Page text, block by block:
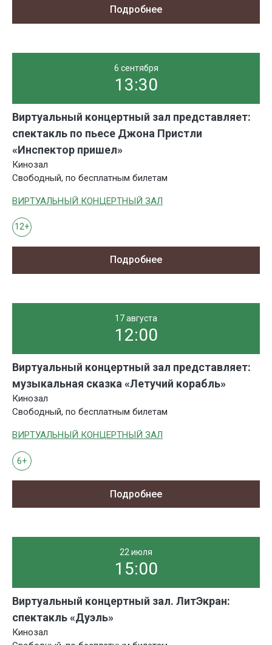
Подробнее
6 сентября
13:30
Виртуальный концертный зал представляет:
спектакль по пьесе Джона Пристли
«Инспектор пришел»
Кинозал
Свободный, по бесплатным билетам
ВИРТУАЛЬНЫЙ КОНЦЕРТНЫЙ ЗАЛ
12+
Подробнее
17 августа
12:00
Виртуальный концертный зал представляет:
музыкальная сказка «Летучий корабль»
Кинозал
Свободный, по бесплатным билетам
ВИРТУАЛЬНЫЙ КОНЦЕРТНЫЙ ЗАЛ
6+
Подробнее
22 июля
15:00
Виртуальный концертный зал. ЛитЭкран:
спектакль «Дуэль»
Кинозал